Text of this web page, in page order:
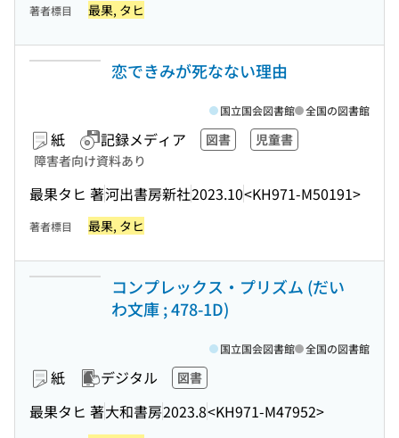
著者標目 最果, タヒ
恋できみが死なない理由
紙 記録メディア 図書
児童書
障害者向け資料あり
最果タヒ 著河出書房新社2023.10<KH971-M50191>
国立国会図書館 全国の図書館
著者標目 最果, タヒ
コンプレックス・プリズム (だい
わ文庫 ; 478-1D)
紙 デジタル 図書
最果タヒ 著大和書房2023.8<KH971-M47952>
国立国会図書館 全国の図書館